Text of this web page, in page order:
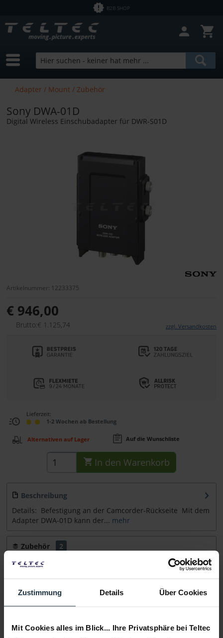
Zustimmung Details Über Cookies
Mit Cookies alles im Blick... Ihre Privatsphäre bei Teltec
B2B SHOP
Adapter / Mount / Zubehör
Sony DWA-01D
Digital Wireless Einschubadapter für DWR-S01D
Artikelnummer: 12233375
€ 946,00
Brutto:€ 1.125,74 zzgl. Versandkosten
Lieferzeit:
1-2 Wochen ab Bestellung
Alternativen auf Lager Auf die Wunschliste
In den Warenkorb
Beschreibung
Details:  Befestigung an der Camcorder-Rückseite  Mit dem
Adapter DWA-01D kann der... mehr
Zubehör
2
Zubehör und Empfehlungen
Sofort lieferbar
Hersteller
von 0,01 € 246892,00 €
Bundle Products